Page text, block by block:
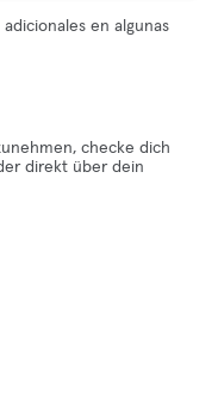
en algunas
checke dich
direkt über dein